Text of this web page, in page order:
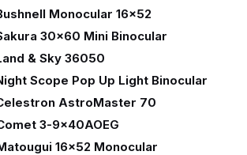
Monocular 16x52
30x60 Mini Binocular
& Sky 36050
Scope Pop Up Light Binocular
AstroMaster 70
3-9x40AOEG
16x52 Monocular